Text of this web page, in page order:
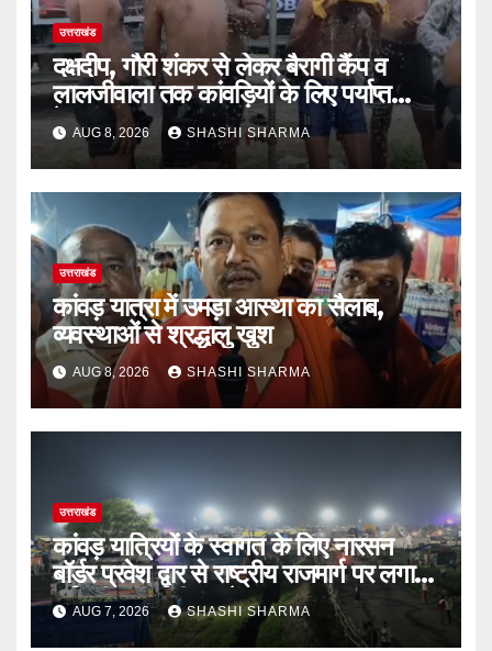
उत्तराखंड
दक्षदीप, गौरी शंकर से लेकर बैरागी कैंप व
लालजीवाला तक कांवड़ियों के लिए पर्याप्त
पेयजल व्यवस्था
AUG 8, 2026 SHASHI SHARMA
उत्तराखंड
कांवड़ यात्रा में उमड़ा आस्था का सैलाब,
व्यवस्थाओं से श्रद्धालु खुश
AUG 8, 2026 SHASHI SHARMA
उत्तराखंड
कांवड़ यात्रियों के स्वागत के लिए नारसन
बॉर्डर प्रवेश द्वार से राष्ट्रीय राजमार्ग पर लगाई
गई रंगीन एलईडी लाइटें
AUG 7, 2026 SHASHI SHARMA